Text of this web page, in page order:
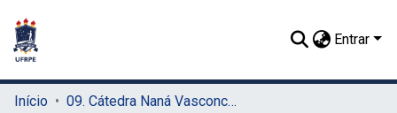
Entrar
Início
09. Cátedra Naná Vasconcelos (CNV)